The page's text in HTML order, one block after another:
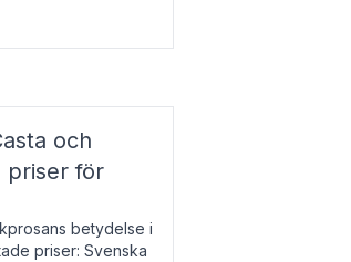
och
priser för
betydelse i
priser: Svenska